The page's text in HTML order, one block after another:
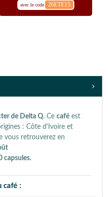
avec le code 26ETE15
de Delta Q. Ce café est
: Côte d'Ivoire et
vous retrouverez en
capsules.
café :